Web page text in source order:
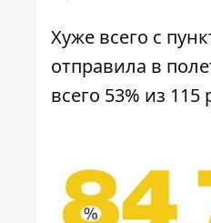
Хуже всего с
отправила в
всего 53% из 115